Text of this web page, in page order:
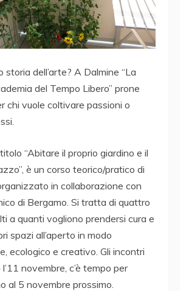
storia dell’arte? A Dalmine “La
del Tempo Libero” prone
chi vuole coltivare passioni o
“Abitare il proprio giardino e il
è un corso teorico/pratico di
in collaborazione con
di Bergamo. Si tratta di quattro
a quanti vogliono prendersi cura e
spazi all’aperto in modo
ecologico e creativo. Gli incontri
novembre, c’è tempo per
al 5 novembre prossimo.